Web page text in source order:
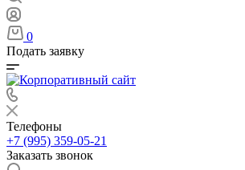
0
Подать заявку
Телефоны
+7 (995) 359-05-21
Заказать звонок